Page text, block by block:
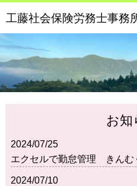
工藤社会保険労務士事務
お知
2024/07/25
エクセルで勤怠管理 きん
2024/07/10